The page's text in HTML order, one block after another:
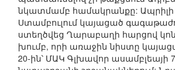
նկատմամբ համակրանքը: Ապրիլի
Ստամբուլում կայացած
ստեղծվեց Ղարաբաղի հարցով
խումբ, որի առաջին նիստը
20-ին՝ ՄԱԿ Գլխավոր ասամբլեայի